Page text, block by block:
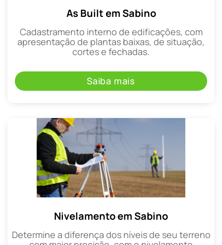
As Built em Sabino
Cadastramento interno de edificações, com
apresentação de plantas baixas, de situação,
cortes e fechadas.
Saiba mais
Nivelamento em Sabino
Determine a diferença dos níveis de seu terreno